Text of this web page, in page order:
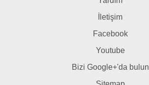
İletişim
Facebook
Youtube
Bizi Google+'da bulun